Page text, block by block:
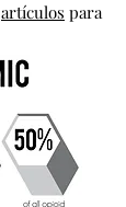
artículos para